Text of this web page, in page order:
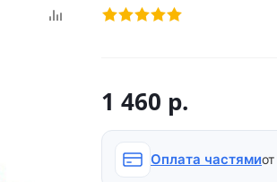
1 460 р.
Оплата частямиот